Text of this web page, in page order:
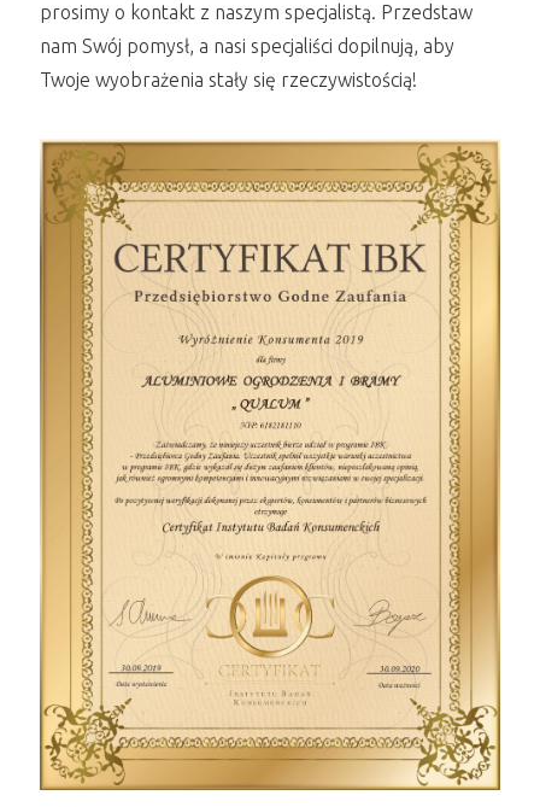
prosimy o kontakt z naszym specjalistą. Przedstaw
nam Swój pomysł, a nasi specjaliści dopilnują, aby
Twoje wyobrażenia stały się rzeczywistością!